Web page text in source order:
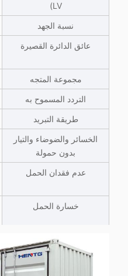
LV)
نسبة الجهد
عائق الدائرة القصيرة
مجموعة المتجه
التردد المسموح به
طريقة التبريد
الخسائر والضوضاء والتيار
بدون حمولة
عدم فقدان الحمل
خسارة الحمل
مستوى الضغط الصوتي
تيار بدون حمولة